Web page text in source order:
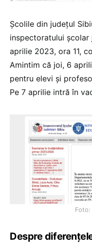
Școlile din județul
inspectoratului
aprilie 2023, ora 11,
Amintim că joi, 6
pentru elevi și
Pe 7 aprilie intră în
Foto:
Despre